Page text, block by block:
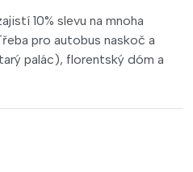
10% slevu na mnoha
pro autobus naskoč a
palác), florentský dóm a